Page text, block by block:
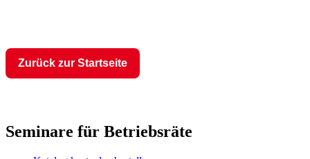
Zurück zur Startseite
Seminare für Betriebsräte